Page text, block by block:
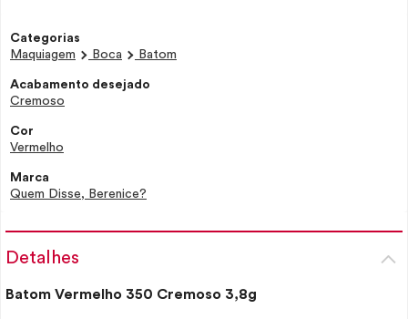
Categorias
Maquiagem
Boca Batom
Acabamento desejado
Cremoso
Cor
Vermelho
Marca
Quem Disse, Berenice?
Detalhes
Batom Vermelho 350 Cremoso 3,8g